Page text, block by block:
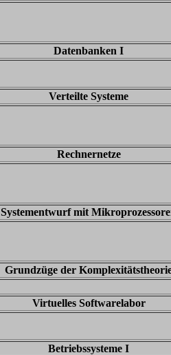
Datenbanken I
Verteilte Systeme
Rechnernetze
Systementwurf mit
Grundzüge der
Virtuelles Softwarelabor
Betriebssysteme I